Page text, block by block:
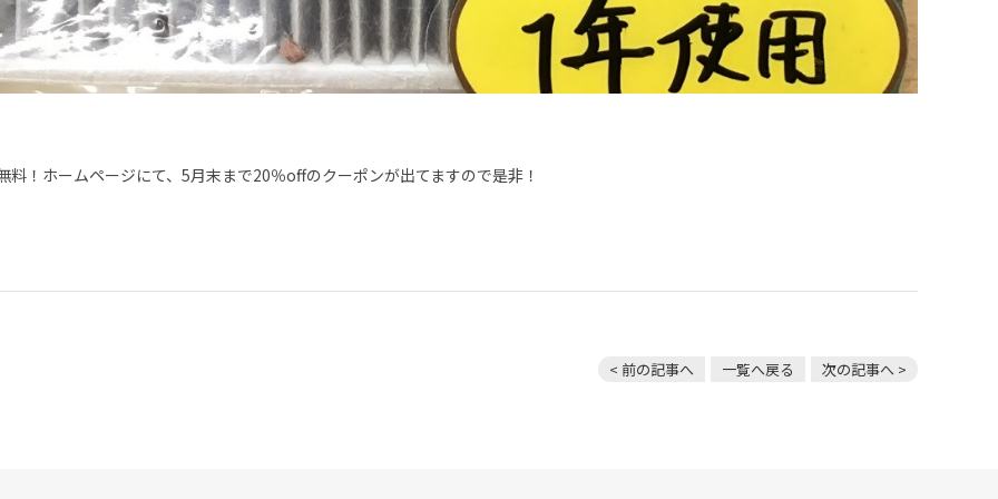
料！ホームページにて、5月末まで20％offのクーポンが出てますので是非！
< 前の記事へ 一覧へ戻る 次の記事へ >